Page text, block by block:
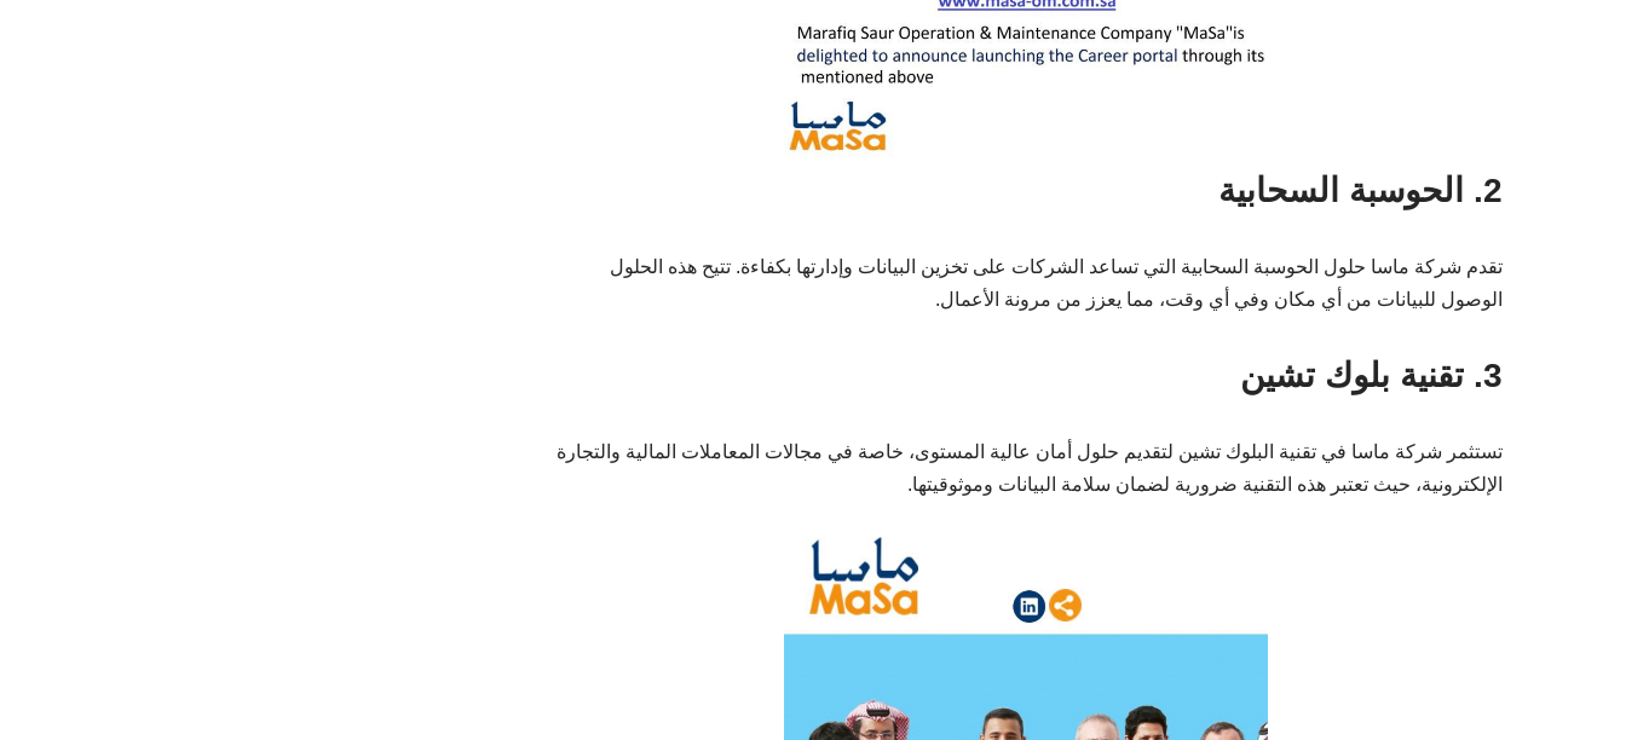
2. الحوسبة السحابية
تقدم شركة ماسا حلول الحوسبة السحابية التي تساعد الشركات على تخزين البيانات وإدارتها بكفاءة. تتيح هذه الحلول
الوصول للبيانات من أي مكان وفي أي وقت، مما يعزز من مرونة الأعمال.
3. تقنية بلوك تشين
تستثمر شركة ماسا في تقنية البلوك تشين لتقديم حلول أمان عالية المستوى، خاصة في مجالات المعاملات المالية والتجارة
الإلكترونية، حيث تعتبر هذه التقنية ضرورية لضمان سلامة البيانات وموثوقيتها.